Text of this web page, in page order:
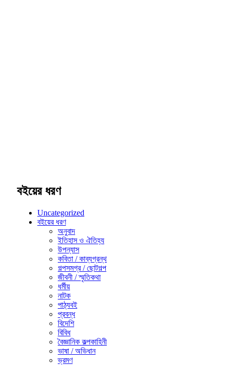
বইয়ের ধরণ
Uncategorized
বইয়ের ধরণ
অনুবাদ
ইতিহাস ও ঐতিহ্য
উপন্যাস
কবিতা / কাব্যগ্রন্থ
গল্পসমগ্র / ছোটগল্প
জীবনী / স্মৃতিকথা
ধর্মীয়
নাটক
পাঠ্যবই
প্রবন্ধ
বিদেশি
বিবিধ
বৈজ্ঞানিক কল্পকাহিনী
ভাষা / অভিধান
ভ্রমণ